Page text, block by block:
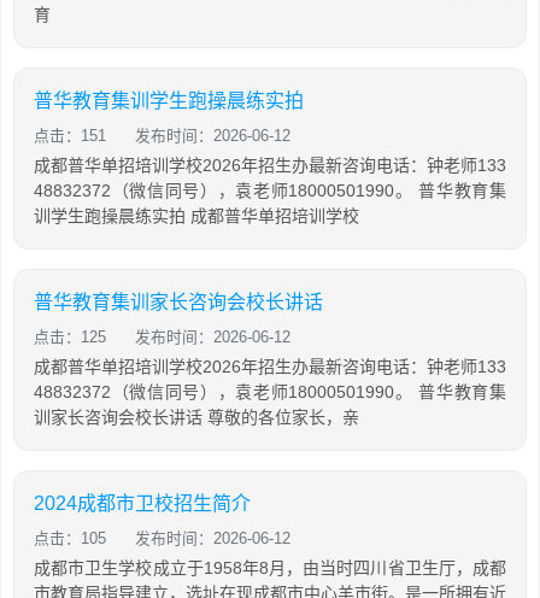
育
普华教育集训学生跑操晨练实拍
点击：151 发布时间：2026-06-12
成都普华单招培训学校2026年招生办最新咨询电话：钟老师133
48832372（微信同号），袁老师18000501990。 普华教育集
训学生跑操晨练实拍 成都普华单招培训学校
普华教育集训家长咨询会校长讲话
点击：125 发布时间：2026-06-12
成都普华单招培训学校2026年招生办最新咨询电话：钟老师133
48832372（微信同号），袁老师18000501990。 普华教育集
训家长咨询会校长讲话 尊敬的各位家长，亲
2024成都市卫校招生简介
点击：105 发布时间：2026-06-12
成都市卫生学校成立于1958年8月，由当时四川省卫生厅，成都
市教育局指导建立，选址在现成都市中心羊市街。是一所拥有近